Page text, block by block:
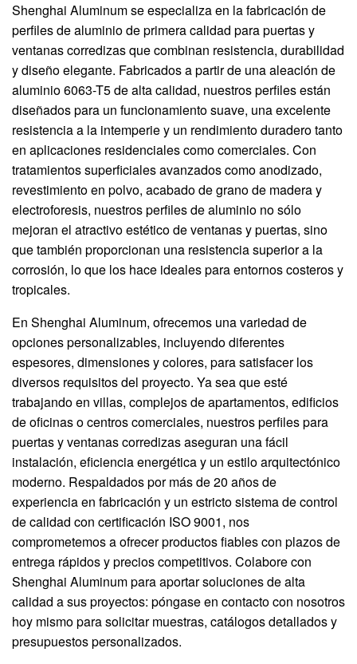
Shenghai Aluminum se especializa en la fabricación de
perfiles de aluminio de primera calidad para puertas y
ventanas corredizas que combinan resistencia, durabilidad
y diseño elegante. Fabricados a partir de una aleación de
aluminio 6063-T5 de alta calidad, nuestros perfiles están
diseñados para un funcionamiento suave, una excelente
resistencia a la intemperie y un rendimiento duradero tanto
en aplicaciones residenciales como comerciales. Con
tratamientos superficiales avanzados como anodizado,
revestimiento en polvo, acabado de grano de madera y
electroforesis, nuestros perfiles de aluminio no sólo
mejoran el atractivo estético de ventanas y puertas, sino
que también proporcionan una resistencia superior a la
corrosión, lo que los hace ideales para entornos costeros y
tropicales.
En Shenghai Aluminum, ofrecemos una variedad de
opciones personalizables, incluyendo diferentes
espesores, dimensiones y colores, para satisfacer los
diversos requisitos del proyecto. Ya sea que esté
trabajando en villas, complejos de apartamentos, edificios
de oficinas o centros comerciales, nuestros perfiles para
puertas y ventanas corredizas aseguran una fácil
instalación, eficiencia energética y un estilo arquitectónico
moderno. Respaldados por más de 20 años de
experiencia en fabricación y un estricto sistema de control
de calidad con certificación ISO 9001, nos
comprometemos a ofrecer productos fiables con plazos de
entrega rápidos y precios competitivos. Colabore con
Shenghai Aluminum para aportar soluciones de alta
calidad a sus proyectos: póngase en contacto con nosotros
hoy mismo para solicitar muestras, catálogos detallados y
presupuestos personalizados.